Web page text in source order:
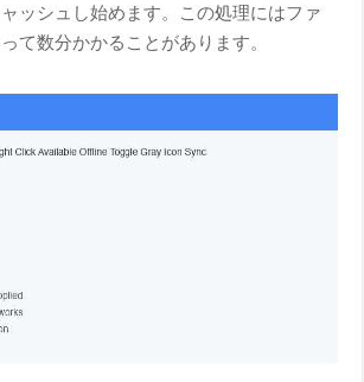
ッシュし始めます。この処理にはファ
て数分かかることがあります。